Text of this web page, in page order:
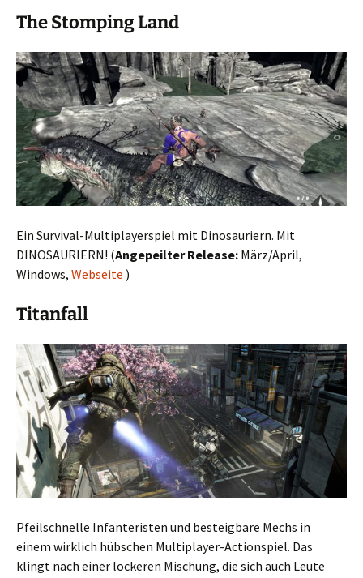
The Stomping Land
Ein Survival-Multiplayerspiel mit Dinosauriern. Mit
DINOSAURIERN! (Angepeilter Release: März/April,
Windows, Webseite )
Titanfall
Pfeilschnelle Infanteristen und besteigbare Mechs in
einem wirklich hübschen Multiplayer-Actionspiel. Das
klingt nach einer lockeren Mischung, die sich auch Leute